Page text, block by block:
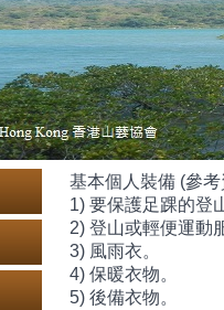
基本個人裝備 (參
1) 要保護足踝的登
2) 登山或輕便運動
3) 風雨衣。
4) 保暖衣物。
5) 後備衣物。